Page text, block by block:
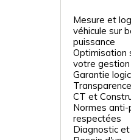
Mesure et
véhicule sur
puissance
Optimisation
votre
Garantie
CT et
Normes anti-
respectées
Diagnostic